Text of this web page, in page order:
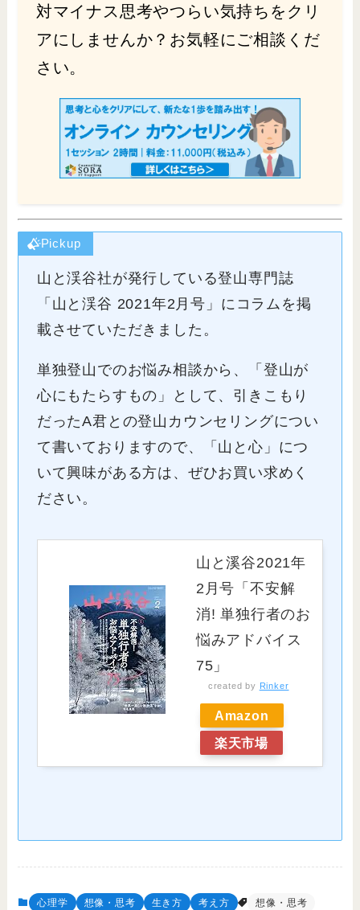
対マイナス思考やつらい気持ちをクリ
アにしませんか？お気軽にご相談くだ
さい。
Pickup
山と渓谷社が発行している登山専門誌
「山と渓谷 2021年2月号」にコラムを掲
載させていただきました。
単独登山でのお悩み相談から、「登山が
心にもたらすもの」として、引きこもり
だったA君との登山カウンセリングについ
て書いておりますので、「山と心」につ
いて興味がある方は、ぜひお買い求めく
ださい。
山と溪谷2021年
2月号「不安解
消! 単独行者のお
悩みアドバイス
75」
created by Rinker
Amazon
楽天市場
心理学 想像・思考 生き方 考え方 想像・思考